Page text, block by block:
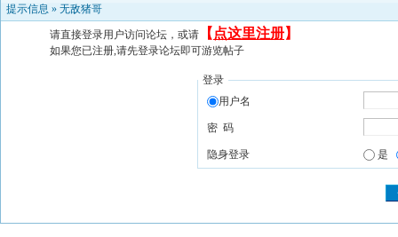
提示信息 » 无敌猪哥
请直接登录用户访问论坛，或请 【 点这里注册】
如果您已注册,请先登录论坛即可游览帖子
登录
用户名
密 码
隐身登录 是